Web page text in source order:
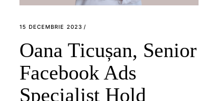
15 DECEMBRIE 2023
Oana Ticușan, Senior
Facebook Ads
Specialist Hold